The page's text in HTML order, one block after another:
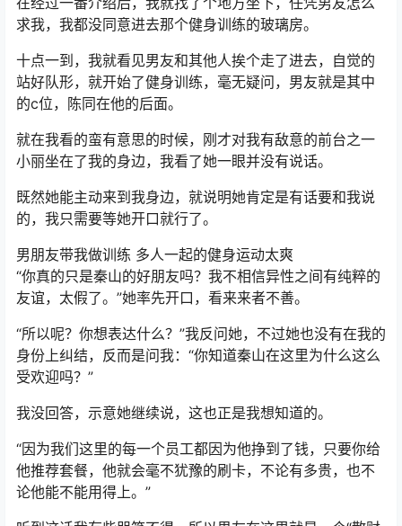
求我，我都没同意进去那个健身训练的玻璃房。
十点一到，我就看见男友和其他人挨个走了进去，自觉的
站好队形，就开始了健身训练，毫无疑问，男友就是其中
的c位，陈同在他的后面。
就在我看的蛮有意思的时候，刚才对我有敌意的前台之一
小丽坐在了我的身边，我看了她一眼并没有说话。
既然她能主动来到我身边，就说明她肯定是有话要和我说
的，我只需要等她开口就行了。
男朋友带我做训练 多人一起的健身运动太爽
“你真的只是秦山的好朋友吗？我不相信异性之间有纯粹的
友谊，太假了。”她率先开口，看来来者不善。
“所以呢？你想表达什么？”我反问她，不过她也没有在我的
身份上纠结，反而是问我：“你知道秦山在这里为什么这么
受欢迎吗？”
我没回答，示意她继续说，这也正是我想知道的。
“因为我们这里的每一个员工都因为他挣到了钱，只要你给
他推荐套餐，他就会毫不犹豫的刷卡，不论有多贵，也不
论他能不能用得上。”